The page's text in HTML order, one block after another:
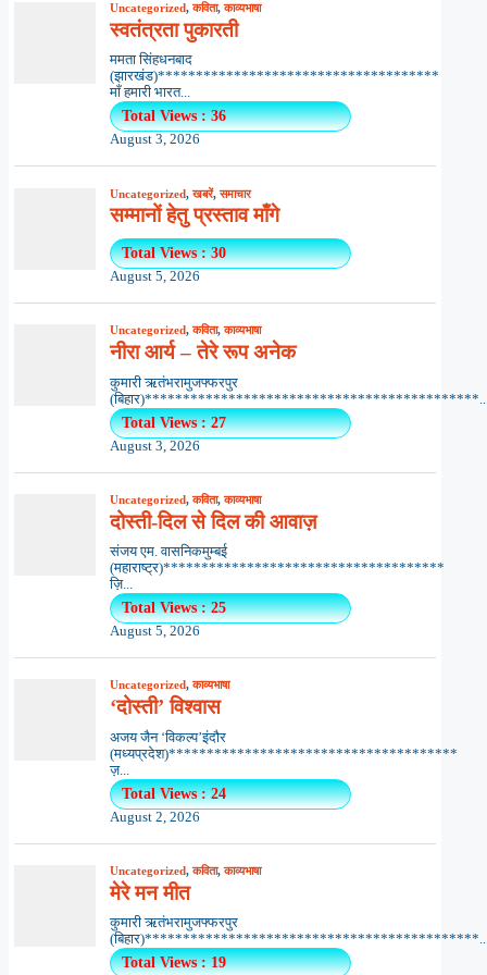
Uncategorized,कविता,काव्यभाषा
स्वतंत्रता पुकारती
ममता सिंहधनबाद
(झारखंड)*************************************
माँ हमारी भारत...
Total Views : 36
August 3, 2026
Uncategorized,खबरें,समाचार
सम्मानों हेतु प्रस्ताव माँगे
Total Views : 30
August 5, 2026
Uncategorized,कविता,काव्यभाषा
नीरा आर्य – तेरे रूप अनेक
कुमारी ऋतंभरामुजफ्फरपुर
Total Views : 27
August 3, 2026
Uncategorized,कविता,काव्यभाषा
दोस्ती-दिल से दिल की आवाज़
संजय एम. वासनिकमुम्बई
(महाराष्ट्र)*************************************
ज़ि...
Total Views : 25
August 5, 2026
Uncategorized,काव्यभाषा
‘दोस्ती’ विश्वास
अजय जैन ‘विकल्प’इंदौर
(मध्यप्रदेश)**************************************
ज़...
Total Views : 24
August 2, 2026
Uncategorized,कविता,काव्यभाषा
मेरे मन मीत
कुमारी ऋतंभरामुजफ्फरपुर
Total Views : 19